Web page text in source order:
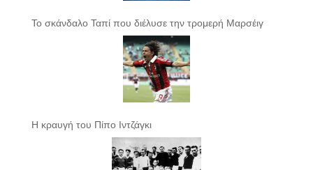
Το σκάνδαλο Ταπί που διέλυσε την τρομερή Μαρσέιγ
Η κραυγή του Πίπο Ιντζάγκι